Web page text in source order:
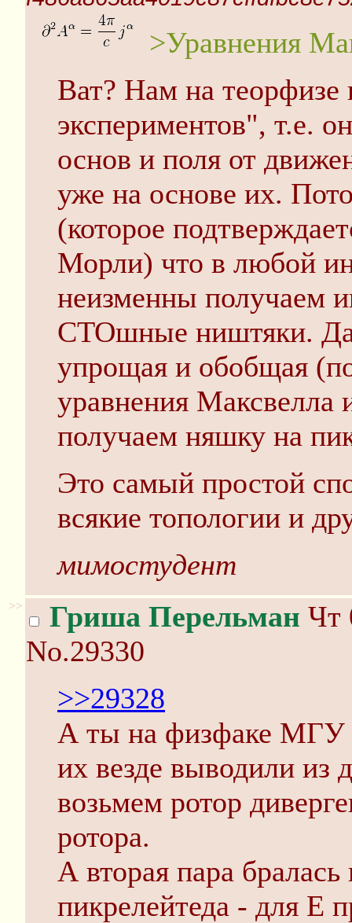
>Уравнения
Ват? Нам на теорфизе
экспериментов", т.е.
основ и поля от
уже на основе их.
(которое
Морли) что в любой
неизменны получаем
СТОшные ништяки.
упрощая и обобщая
уравнения Максвелла
получаем няшку на
Это самый простой
всякие топологии и
мимостудент
>> Гриша Перельман Чт
No.29330
>>29328
А ты на физфаке МГУ
их везде выводили из
возьмем ротор
ротора.
А вторая пара бралась
пикрелейтеда - для E